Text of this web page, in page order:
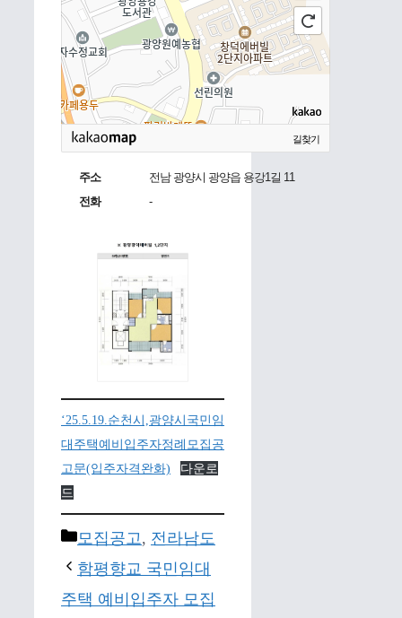
길찾기
주소
전남 광양시 광양읍 용강1길 11
전화
-
‘25.5.19.순천시,광양시국민임
대주택예비입주자정례모집공
고문(입주자격완화)
다운로
드
Categories
모집공고 , 전라남도
함평향교 국민임대
주택 예비입주자 모집